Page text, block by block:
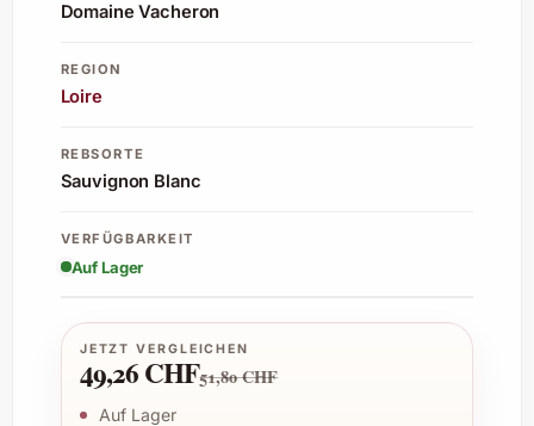
Domaine Vacheron
REGION
Loire
REBSORTE
Sauvignon Blanc
VERFÜGBARKEIT
Auf Lager
JETZT VERGLEICHEN
49,26 CHF51,80 CHF
Auf Lager